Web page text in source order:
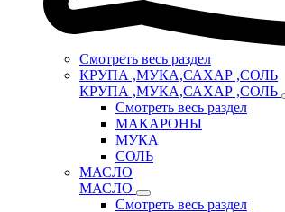
Смотреть весь раздел
КРУПА ,МУКА,САХАР ,СОЛЬ
КРУПА ,МУКА,САХАР ,СОЛЬ
Смотреть весь раздел
МАКАРОНЫ
МУКА
СОЛЬ
МАСЛО
МАСЛО
Смотреть весь раздел